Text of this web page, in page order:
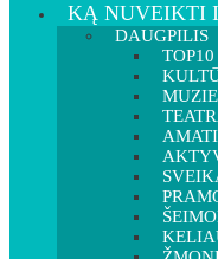
KĄ NUVEIKTI
DAUGPILIS
TOP10